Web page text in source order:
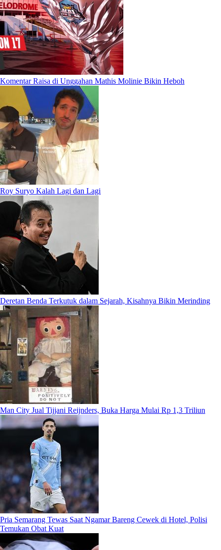
Komentar Raisa di Unggahan Mathis Molinie Bikin Heboh
Roy Suryo Kalah Lagi dan Lagi
Deretan Benda Terkutuk dalam Sejarah, Kisahnya Bikin Merinding
Man City Jual Tijjani Reijnders, Buka Harga Mulai Rp 1,3 Triliun
Pria Semarang Tewas Saat Ngamar Bareng Cewek di Hotel, Polisi
Temukan Obat Kuat